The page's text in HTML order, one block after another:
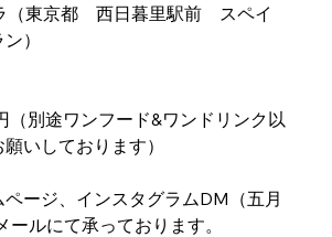
東京都　西日暮里駅前　スペイ
）
（別途ワンフード&ワンドリンク以
いしております）
ページ、インスタグラムDM（五月
ールにて承っております。